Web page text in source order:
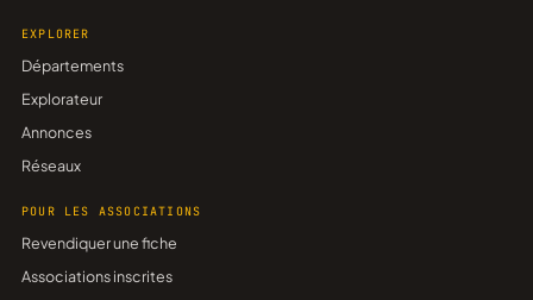
EXPLORER
Départements
Explorateur
Annonces
Réseaux
POUR LES ASSOCIATIONS
Revendiquer une fiche
Associations inscrites